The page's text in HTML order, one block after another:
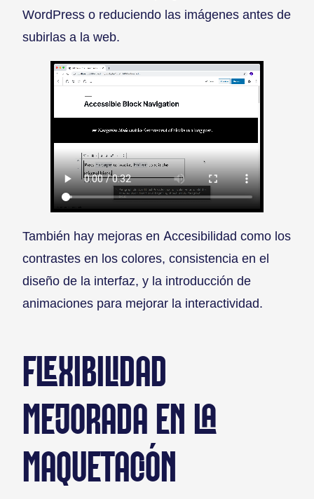
WordPress o reduciendo las imágenes antes de
subirlas a la web.
También hay mejoras en Accesibilidad como los
contrastes en los colores, consistencia en el
diseño de la interfaz, y la introducción de
animaciones para mejorar la interactividad.
FLEXIBILIDAD
MEJORADA EN LA
MAQUETACIÓN